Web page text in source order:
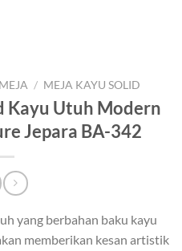
/ MEJA KAYU SOLID
Kayu Utuh Modern
Jepara BA-342
yang berbahan baku kayu
memberikan kesan artistik